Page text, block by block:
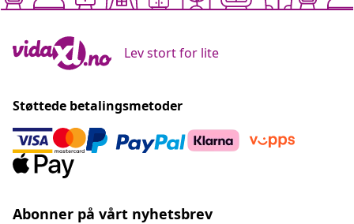
Lev stort for lite
Støttede betalingsmetoder
Abonner på vårt nyhetsbrev